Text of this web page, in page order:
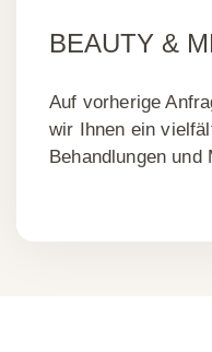
BEAUTY &
Auf vorherige
wir Ihnen ein
Behandlungen und